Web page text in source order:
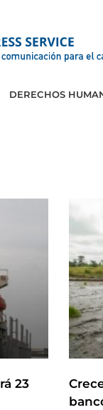
DERECHOS
23